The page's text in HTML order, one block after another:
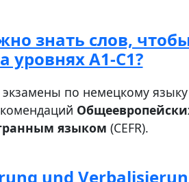
знать слов,
уровнях A1-C1?
по немецкому языку
языком (CEFR).
und